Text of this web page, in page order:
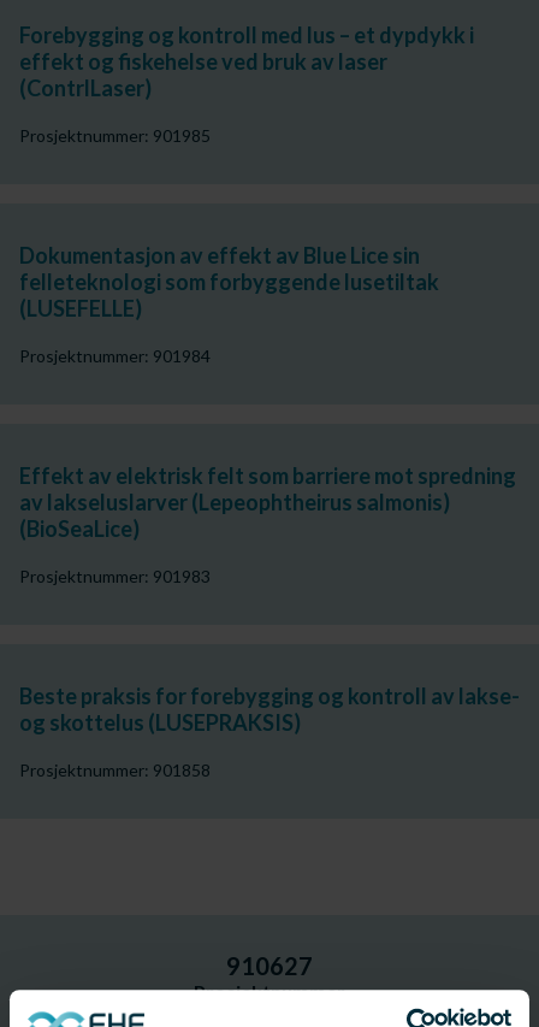
Forebygging og kontroll med lus – et dypdykk i
effekt og fiskehelse ved bruk av laser
(ContrlLaser)
Prosjektnummer: 901985
Dokumentasjon av effekt av Blue Lice sin
felleteknologi som forbyggende lusetiltak
(LUSEFELLE)
Prosjektnummer: 901984
Effekt av elektrisk felt som barriere mot spredning
av lakseluslarver (Lepeophtheirus salmonis)
(BioSeaLice)
Prosjektnummer: 901983
Beste praksis for forebygging og kontroll av lakse-
og skottelus (LUSEPRAKSIS)
Prosjektnummer: 901858
910627
Prosjektnummer